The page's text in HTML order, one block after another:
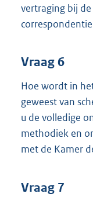
vertraging bij
Vraag 6
Hoe wordt in
geweest van
u de volledige
methodiek en
met de Kamer
Vraag 7